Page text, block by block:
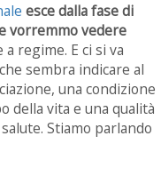
esce dalla fase di
vorremmo vedere
a regime. E ci si va
sembra indicare al
una condizione
della vita e una qualità
Stiamo parlando